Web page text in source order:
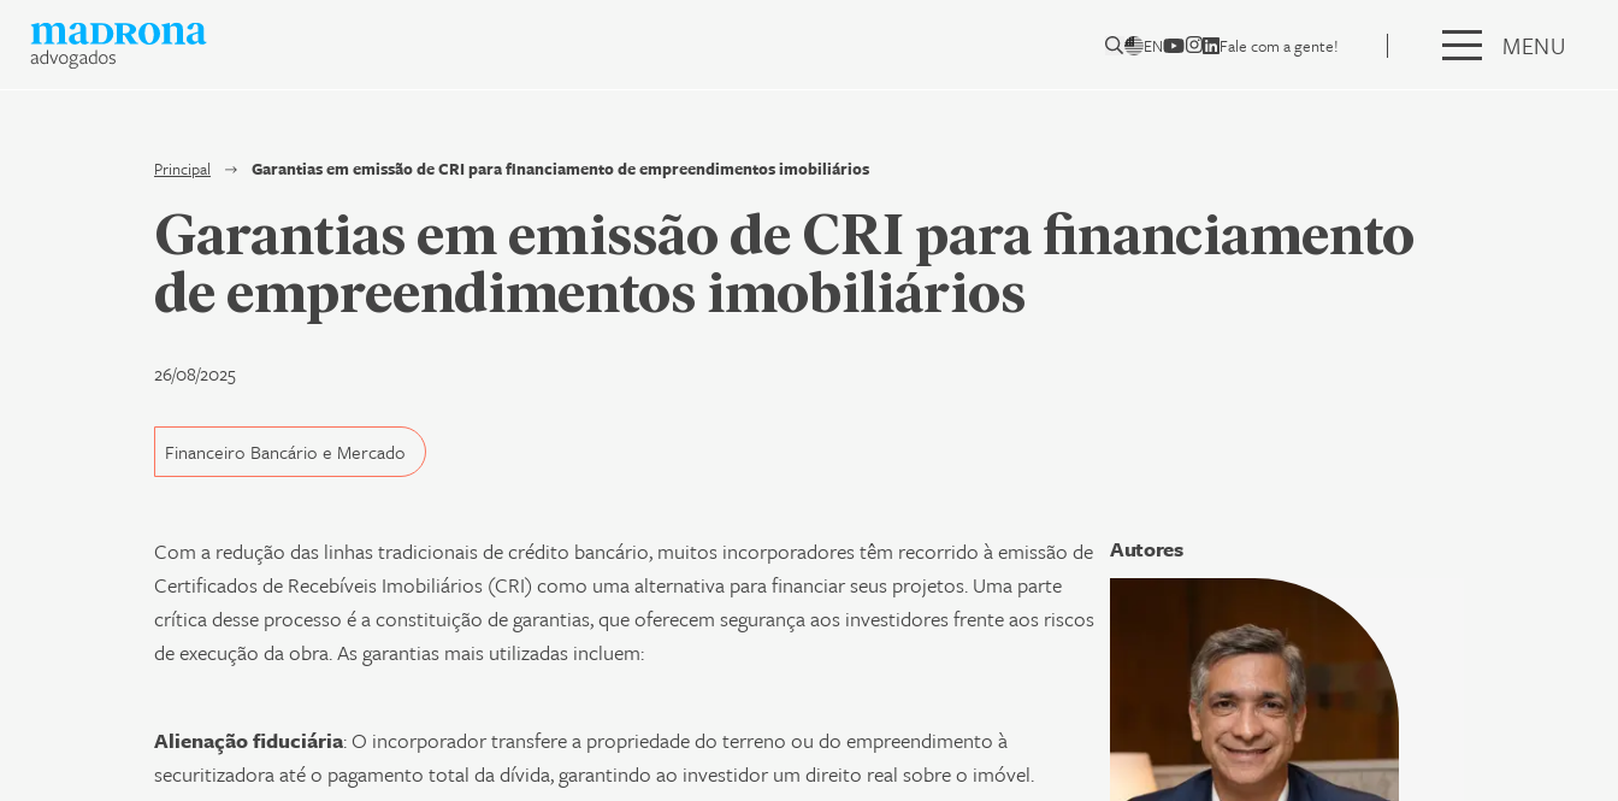
EN Fale com a gente! MENU
Hub Madrona
Proteção e Privacidade de dados
Contato
Newsletter
Principal Garantias em emissão de CRI para financiamento de empreendimentos imobiliários
Garantias em emissão de CRI para financiamento
de empreendimentos imobiliários
26/08/2025
Financeiro Bancário e Mercado
Autores
Com a redução das linhas tradicionais de crédito bancário, muitos incorporadores têm recorrido à emissão de
Certificados de Recebíveis Imobiliários (CRI) como uma alternativa para financiar seus projetos. Uma parte
crítica desse processo é a constituição de garantias, que oferecem segurança aos investidores frente aos riscos
de execução da obra. As garantias mais utilizadas incluem:
Alienação fiduciária: O incorporador transfere a propriedade do terreno ou do empreendimento à
securitizadora até o pagamento total da dívida, garantindo ao investidor um direito real sobre o imóvel.